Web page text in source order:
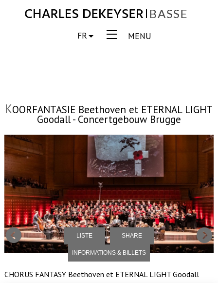
MENU
FR
KOORFANTASIE Beethoven et ETERNAL LIGHT
Goodall - Concertgebouw Brugge
LISTE SHARE
INFORMATIONS & BILLETS
CHORUS FANTASY Beethoven et ETERNAL LIGHT Goodall